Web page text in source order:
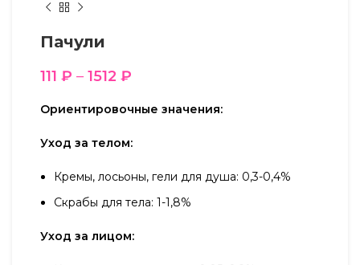
Пачули
111 ₽ – 1512 ₽
Ориентировочные значения:
Уход за телом:
Кремы, лосьоны, гели для душа: 0,3-0,4%
Скрабы для тела: 1-1,8%
Уход за лицом: